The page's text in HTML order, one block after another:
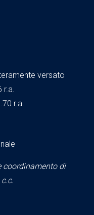
versato
r.a.
r.a.
coordinamento di